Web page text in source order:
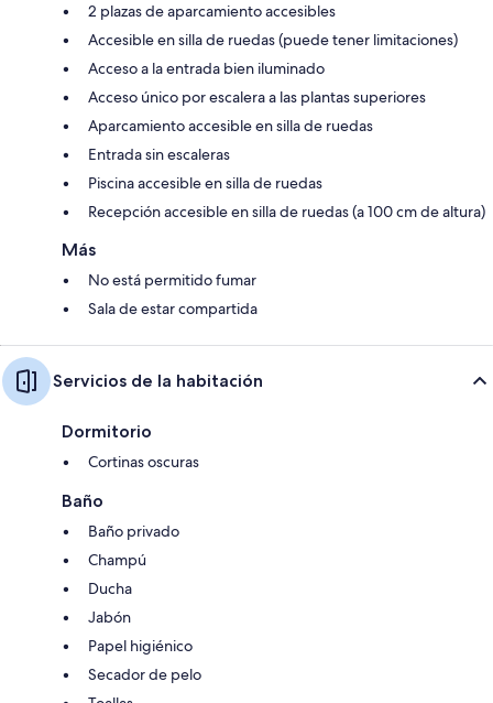
2 plazas de aparcamiento accesibles
Accesible en silla de ruedas (puede tener limitaciones)
Acceso a la entrada bien iluminado
Acceso único por escalera a las plantas superiores
Aparcamiento accesible en silla de ruedas
Entrada sin escaleras
Piscina accesible en silla de ruedas
Recepción accesible en silla de ruedas (a 100 cm de altura)
Más
No está permitido fumar
Sala de estar compartida
Servicios de la habitación
Dormitorio
Cortinas oscuras
Baño
Baño privado
Champú
Ducha
Jabón
Papel higiénico
Secador de pelo